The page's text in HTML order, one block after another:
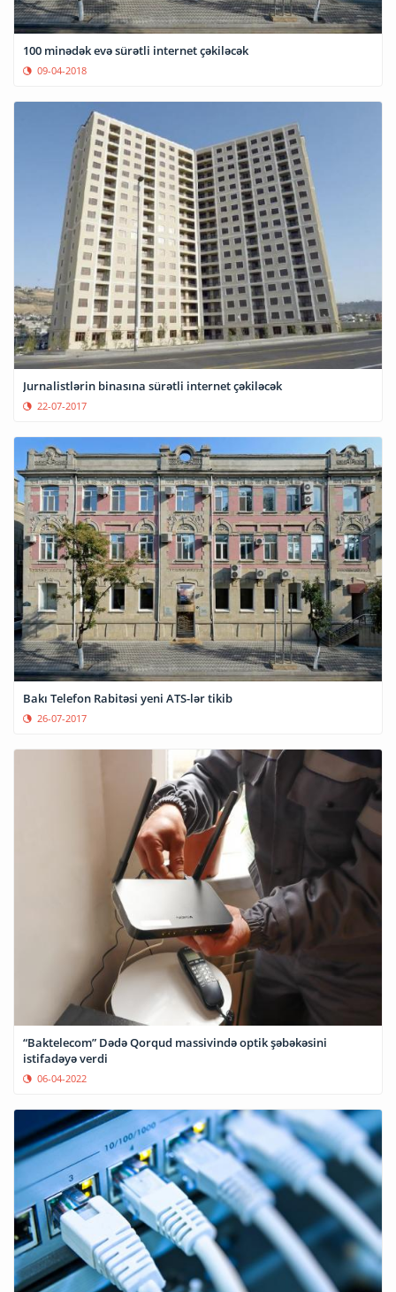
100 minədək evə sürətli internet çəkiləcək
09-04-2018
Jurnalistlərin binasına sürətli internet çəkiləcək
22-07-2017
Bakı Telefon Rabitəsi yeni ATS-lər tikib
26-07-2017
“Baktelecom” Dədə Qorqud massivində optik şəbəkəsini
istifadəyə verdi
06-04-2022